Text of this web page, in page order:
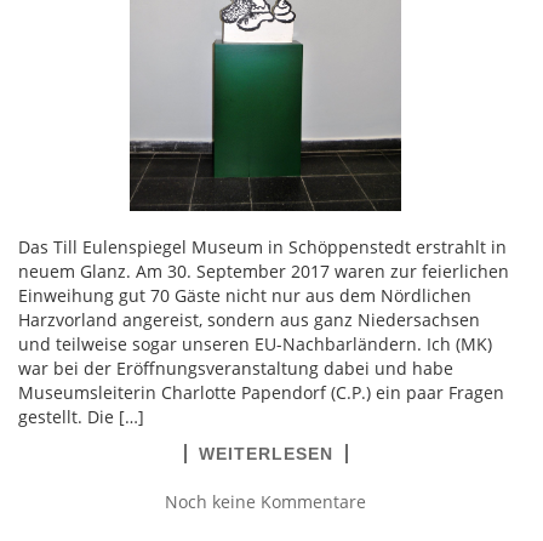
Das Till Eulenspiegel Museum in Schöppenstedt erstrahlt in
neuem Glanz. Am 30. September 2017 waren zur feierlichen
Einweihung gut 70 Gäste nicht nur aus dem Nördlichen
Harzvorland angereist, sondern aus ganz Niedersachsen
und teilweise sogar unseren EU-Nachbarländern. Ich (MK)
war bei der Eröffnungsveranstaltung dabei und habe
Museumsleiterin Charlotte Papendorf (C.P.) ein paar Fragen
gestellt. Die […]
WEITERLESEN
Noch keine Kommentare